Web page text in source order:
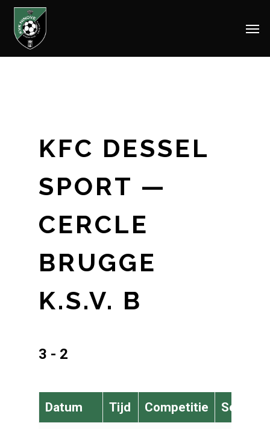
Skip
KFC DESSEL
SPORT —
CERCLE
BRUGGE
K.S.V. B
3 - 2
Datum Tijd Competitie Seizoen